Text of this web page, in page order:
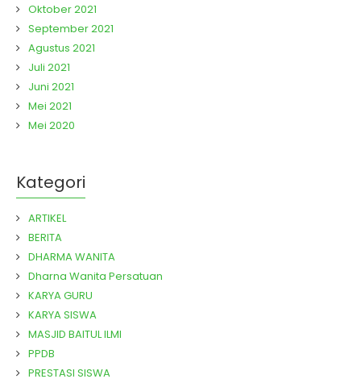
Oktober 2021
September 2021
Agustus 2021
Juli 2021
Juni 2021
Mei 2021
Mei 2020
Kategori
ARTIKEL
BERITA
DHARMA WANITA
Dharna Wanita Persatuan
KARYA GURU
KARYA SISWA
MASJID BAITUL ILMI
PPDB
PRESTASI SISWA